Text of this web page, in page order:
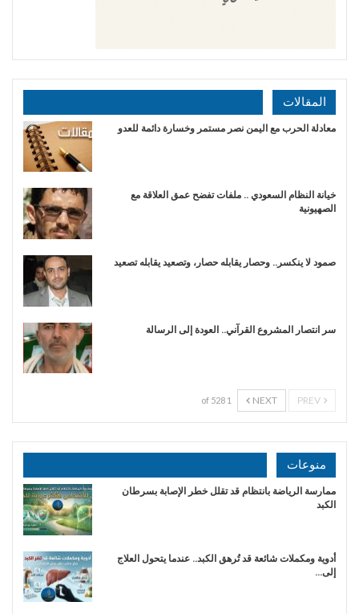
المقالات
​معادلة الحرب مع اليمن نصر مستمر وخسارة دائمة للعدو
خيانة النظام السعودي .. ملفات تفضح عمق العلاقة مع
الصهيونية
صمود لا ينكسر.. وحصار يقابله حصار، وتصعيد يقابله تصعيد
سر انتصار المشروع القرآني.. العودة إلى الرسالة
NEXT
1 of 528
منوعات
ممارسة الرياضة بانتظام قد تقلل خطر الإصابة بسرطان
الكبد
أدوية ومكملات شائعة قد تُرهق الكبد.. عندما يتحول العلاج
إلى…